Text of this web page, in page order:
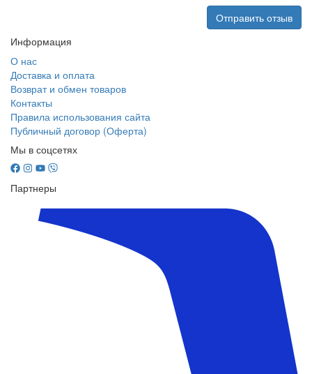
Отправить отзыв
Информация
О нас
Доставка и оплата
Возврат и обмен товаров
Контакты
Правила использования сайта
Публичный договор (Оферта)
Мы в соцсетях
Партнеры